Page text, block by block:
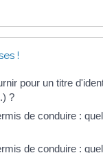
!
pour un titre
?
de conduire :
de conduire :